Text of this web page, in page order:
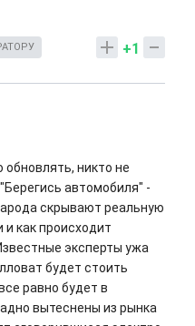
+1
никто не
автомобиля" -
скрывают реальную
и как происходит
эксперты ужа
будет стоить
равно будет в
вытеснены из рынка